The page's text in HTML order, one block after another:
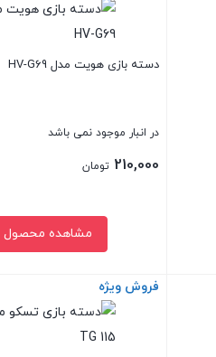
دسته بازی هویت مدل HV-G69
در انبار موجود نمی باشد
210,000 تومان
مشاهده محصول
بستن
فروش ویژه